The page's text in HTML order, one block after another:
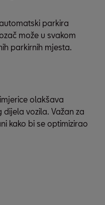
parkira
može u svakom
olakšava
vozila. Važan za
kako bi se optimizirao